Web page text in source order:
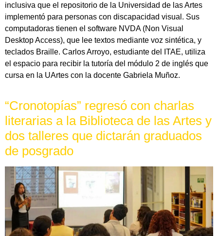
inclusiva que el repositorio de la Universidad de las Artes
implementó para personas con discapacidad visual. Sus
computadoras tienen el software NVDA (Non Visual
Desktop Access), que lee textos mediante voz sintética, y
teclados Braille. Carlos Arroyo, estudiante del ITAE, utiliza
el espacio para recibir la tutoría del módulo 2 de inglés que
cursa en la UArtes con la docente Gabriela Muñoz.
“Cronotopías” regresó con charlas
literarias a la Biblioteca de las Artes y
dos talleres que dictarán graduados
de posgrado